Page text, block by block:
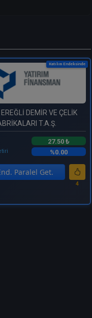
Katılım Endeksinde
DEMİR VE ÇELİK
T.A.Ş.
27.50 ₺
%0.00
Paralel Get.
4